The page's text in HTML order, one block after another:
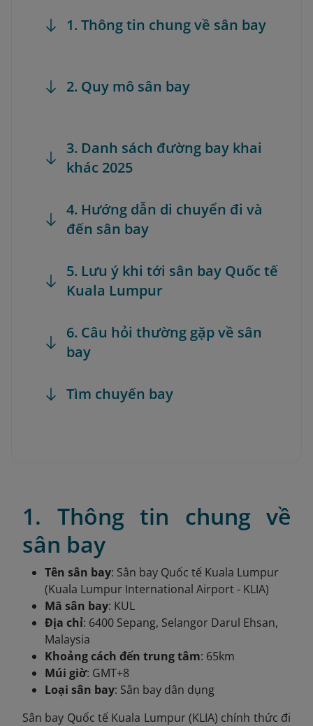
1. Thông tin chung về sân bay
2. Quy mô sân bay
3. Danh sách đường bay khai
khác 2025
4. Hướng dẫn di chuyển đi và
đến sân bay
5. Lưu ý khi tới sân bay Quốc tế
Kuala Lumpur
6. Câu hỏi thường gặp về sân
bay
Tìm chuyến bay
1. Thông tin chung về
sân bay
Tên sân bay: Sân bay Quốc tế Kuala Lumpur
(Kuala Lumpur International Airport - KLIA)
Mã sân bay: KUL
Địa chỉ: 6400 Sepang, Selangor Darul Ehsan,
Malaysia
Khoảng cách đến trung tâm: 65km
Múi giờ: GMT+8
Loại sân bay: Sân bay dân dụng
Sân bay Quốc tế Kuala Lumpur (KLIA) chính thức đi